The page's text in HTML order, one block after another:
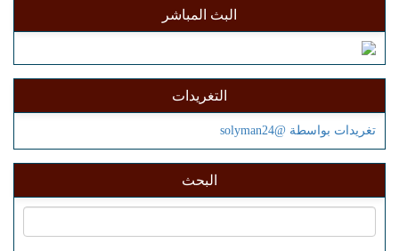
البث المباشر
التغريدات
تغريدات بواسطة @solyman24
البحث